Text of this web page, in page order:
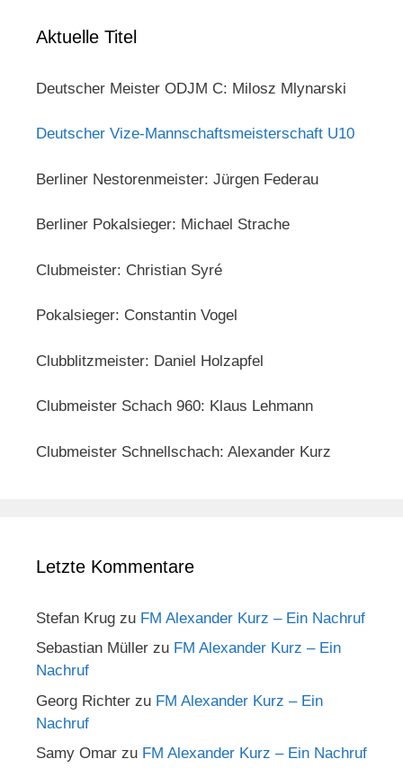
Aktuelle Titel
Deutscher Meister ODJM C: Milosz Mlynarski
Deutscher Vize-Mannschaftsmeisterschaft U10
Berliner Nestorenmeister: Jürgen Federau
Berliner Pokalsieger: Michael Strache
Clubmeister: Christian Syré
Pokalsieger: Constantin Vogel
Clubblitzmeister: Daniel Holzapfel
Clubmeister Schach 960: Klaus Lehmann
Clubmeister Schnellschach: Alexander Kurz
Letzte Kommentare
Stefan Krug zu FM Alexander Kurz – Ein Nachruf
Sebastian Müller zu FM Alexander Kurz – Ein
Nachruf
Georg Richter zu FM Alexander Kurz – Ein
Nachruf
Samy Omar zu FM Alexander Kurz – Ein Nachruf